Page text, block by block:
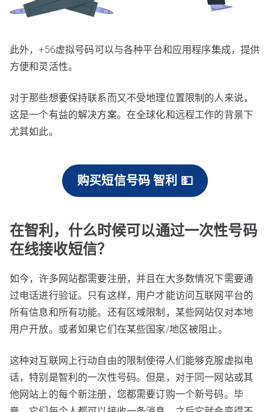
此外，+56虚拟号码可以与各种平台和应用程序集成，提供
方便和灵活性。
对于那些想要保持联系而又不受地理位置限制的人来说，
这是一个有益的解决方案。在全球化和远程工作的背景下
尤其如此。
购买短信号码 智利 💵
在智利，什么时候可以通过一次性号码
在线接收短信？
如今，许多网站都需要注册，并且在大多数情况下需要通
过电话进行验证。只有这样，用户才能访问互联网平台的
所有信息和所有功能。还有区域限制，某些网站仅对本地
用户开放。或者如果它们在某些国家/地区被阻止。
这种对互联网上行动自由的限制使得人们能够克服虚拟电
话，特别是智利的一次性号码。但是，对于同一网站或其
他网站上的每个新注册，您都需要订购一个新号码。毕